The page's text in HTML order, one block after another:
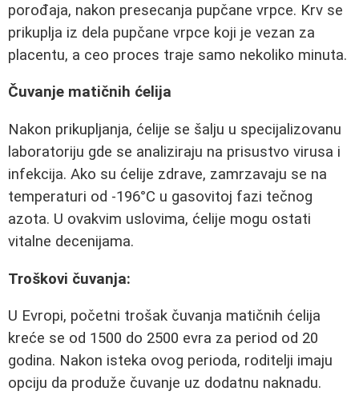
porođaja, nakon presecanja pupčane vrpce. Krv se
prikuplja iz dela pupčane vrpce koji je vezan za
placentu, a ceo proces traje samo nekoliko minuta.
Čuvanje matičnih ćelija
Nakon prikupljanja, ćelije se šalju u specijalizovanu
laboratoriju gde se analiziraju na prisustvo virusa i
infekcija. Ako su ćelije zdrave, zamrzavaju se na
temperaturi od -196°C u gasovitoj fazi tečnog
azota. U ovakvim uslovima, ćelije mogu ostati
vitalne decenijama.
Troškovi čuvanja:
U Evropi, početni trošak čuvanja matičnih ćelija
kreće se od 1500 do 2500 evra za period od 20
godina. Nakon isteka ovog perioda, roditelji imaju
opciju da produže čuvanje uz dodatnu naknadu.